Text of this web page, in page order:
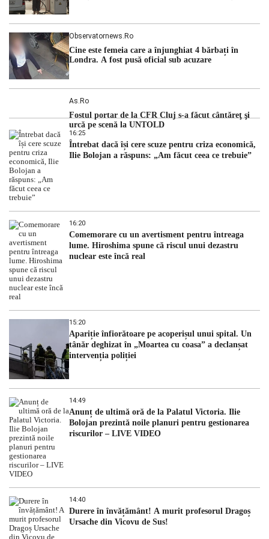
Observatornews.ro
Cine este femeia care a înjunghiat 4 bărbați în
Londra. A fost pusă oficial sub acuzare
As.ro
Fostul portar de la CFR Cluj s-a făcut cântăreţ şi
urcă pe scenă la UNTOLD
16:25
Întrebat dacă își cere scuze pentru criza economică,
Ilie Bolojan a răspuns: „Am făcut ceea ce trebuie”
16:20
Comemorare cu un avertisment pentru întreaga
lume. Hiroshima spune că riscul unui dezastru
nuclear este încă real
15:20
Apariție înfiorătoare pe acoperișul unui spital. Un
tânăr deghizat în „Moartea cu coasa” a declanșat
intervenția poliției
14:49
Anunț de ultimă oră de la Palatul Victoria. Ilie
Bolojan prezintă noile planuri pentru gestionarea
riscurilor – LIVE VIDEO
14:40
Durere în învățământ! A murit profesorul Dragoș
Ursache din Vicovu de Sus!